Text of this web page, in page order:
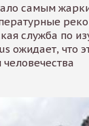
самым
служба по
ожидает, что